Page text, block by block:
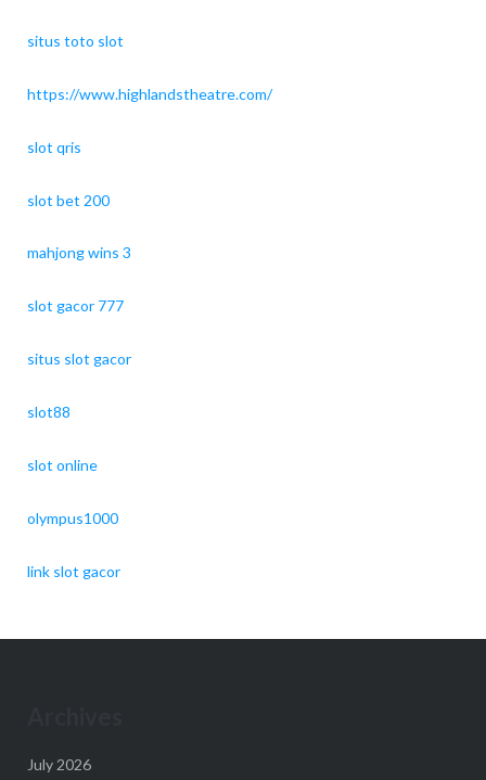
situs toto slot
https://www.highlandstheatre.com/
slot qris
slot bet 200
mahjong wins 3
slot gacor 777
situs slot gacor
slot88
slot online
olympus1000
link slot gacor
July 2026